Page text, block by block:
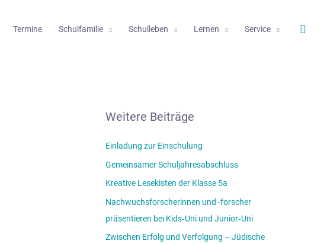
Termine Schulfamilie Schulleben Lernen Service
Weitere Beiträge
Einladung zur Einschulung
Gemeinsamer Schuljahresabschluss
Kreative Lesekisten der Klasse 5a
Nachwuchsforscherinnen und -forscher
präsentieren bei Kids‑Uni und Junior‑Uni
Zwischen Erfolg und Verfolgung – Jüdische